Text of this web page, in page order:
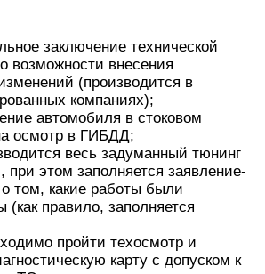
заключение технической
возможности внесения
(производится в
компаниях);
автомобиля в стоковом
осмотр в ГИБДД;
весь задуманный тюнинг
при этом заполняется заявление-
том, какие работы были
(как правило, заполняется
пройти техосмотр и
карту с допуском к